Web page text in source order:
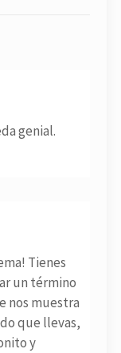
genial.
Tienes
un término
nos muestra
que llevas,
y